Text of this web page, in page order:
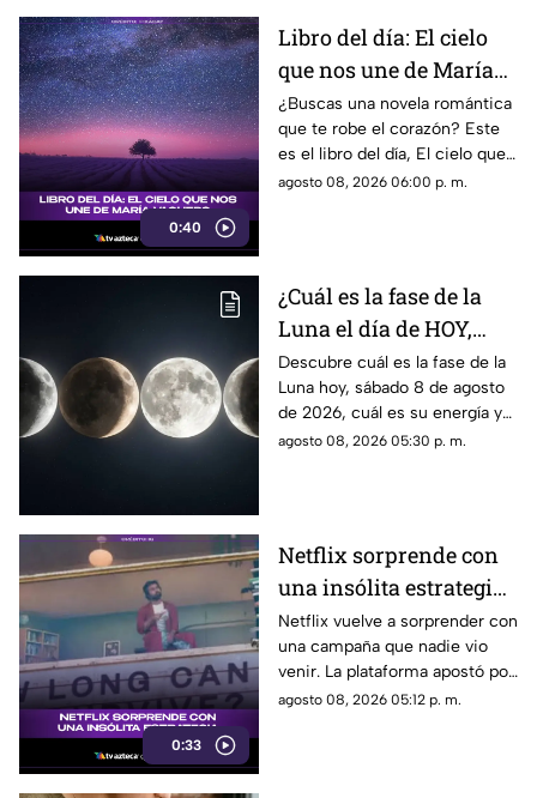
0:40
Libro del día: El cielo
que nos une de María
Vaquero
¿Buscas una novela romántica
que te robe el corazón? Este
es el libro del día, El cielo que
nos une, de María Vaquero.
agosto 08, 2026 06:00 p. m.
¿Cuál es la fase de la
Luna el día de HOY,
sábado 8 de agosto de
2026? Así se verá el
astro durante la noche
Descubre cuál es la fase de la
Luna hoy, sábado 8 de agosto
de 2026, cuál es su energía y
cómo nos podría afectar.
agosto 08, 2026 05:30 p. m.
0:33
Netflix sorprende con
una insólita estrategia
para promocionar su
nuevo thriller
Netflix vuelve a sorprender con
una campaña que nadie vio
venir. La plataforma apostó por
una estrategia tan inusual
agosto 08, 2026 05:12 p. m.